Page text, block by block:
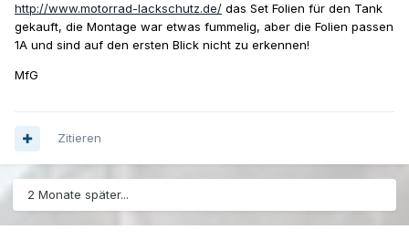
http://www.motorrad-lackschutz.de/ das Set Folien für den Tank
gekauft, die Montage war etwas fummelig, aber die Folien passen
1A und sind auf den ersten Blick nicht zu erkennen!
MfG
Zitieren
2 Monate später...